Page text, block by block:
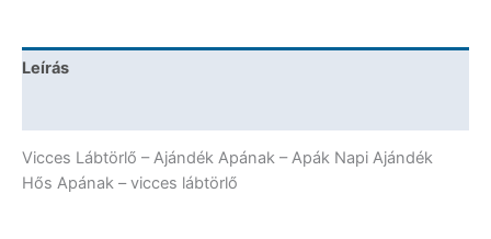
Apák
mennyiség
Leírás
Vicces Lábtörlő – Ajándék Apának – Apák Napi Ajándék
Hős Apának – vicces lábtörlő